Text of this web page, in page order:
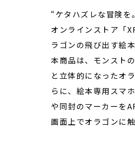
“ケタハズレな冒険
オンラインストア「
ラゴンの飛び出す絵
本商品は、モンスト
と立体的になったオ
らに、絵本専用スマ
や同封のマーカーを
画面上でオラゴンに